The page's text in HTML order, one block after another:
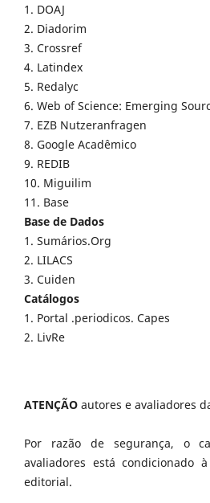
1. DOAJ
2. Diadorim
3. Crossref
4. Latindex
5. Redalyc
6. Web of Science: Emerging
7. EZB Nutzeranfragen
8. Google Acadêmico
9. REDIB
10. Miguilim
11. Base
Base de Dados
1. Sumários.Org
2. LILACS
3. Cuiden
Catálogos
1. Portal .periodicos. Capes
2. LivRe
ATENÇÃO autores e avaliadores
Por razão de segurança, o
avaliadores está condicionado
editorial.